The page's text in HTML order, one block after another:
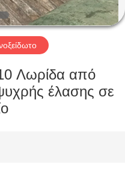
Λωρίδα από
έλασης σε